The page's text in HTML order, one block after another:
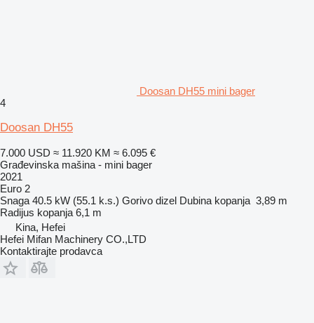
Doosan DH55 mini bager
4
Doosan DH55
7.000 USD ≈ 11.920 KM ≈ 6.095 €
Građevinska mašina - mini bager
2021
Euro 2
Snaga 40.5 kW (55.1 k.s.) Gorivo dizel Dubina kopanja 3,89 m
Radijus kopanja 6,1 m
Kina, Hefei
Hefei Mifan Machinery CO.,LTD
Kontaktirajte prodavca